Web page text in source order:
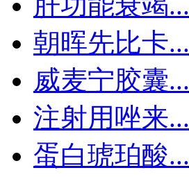
朝晖先比卡...
威麦宁胶囊...
注射用唑来...
蛋白琥珀酸...